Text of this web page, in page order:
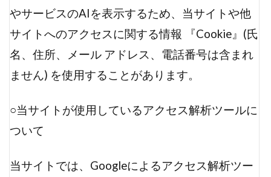
やサービスのAIを表示するため、当サイトや他
サイトへのアクセスに関する情報 『Cookie』(氏
名、住所、メール アドレス、電話番号は含まれ
ません) を使用することがあります。
○当サイトが使用しているアクセス解析ツールに
ついて
当サイトでは、Googleによるアクセス解析ツー